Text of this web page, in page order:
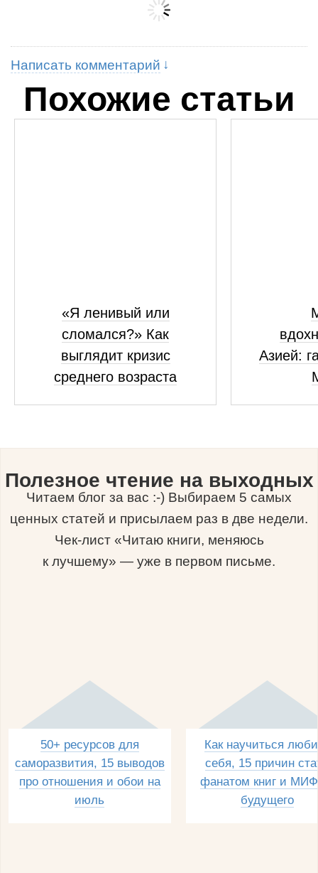
Написать комментарий
Похожие статьи
«Я ленивый или
сломался?» Как
выглядит кризис
среднего возраста
Азией:
Полезное чтение на выходных
Читаем блог за вас :-) Выбираем 5 самых
ценных статей и присылаем раз в две недели.
Чек-лист «Читаю книги, меняюсь
к лучшему» — уже в первом письме.
50+ ресурсов для
саморазвития, 15 выводов
про отношения и обои на
июль
Как научиться
себя, 15 причин
фанатом книг и
будущего